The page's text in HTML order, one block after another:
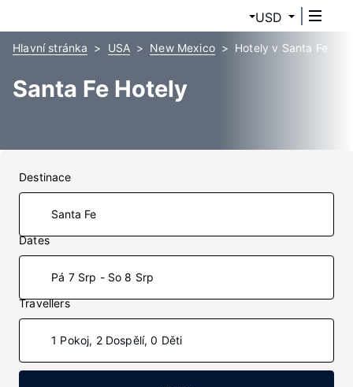
USD
Hlavní stránka USA New Mexico Hotely v Santa Fe
Santa Fe Hotely
Destinace
Dates
Pá 7 Srp - So 8 Srp
Travellers
1 Pokoj, 2 Dospělí, 0 Děti